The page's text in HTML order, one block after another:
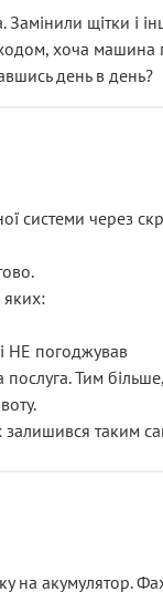
щітки і
хоча машина
день в день?
системи через
яких:
НЕ погоджував
Тим
таким
акумулятор.